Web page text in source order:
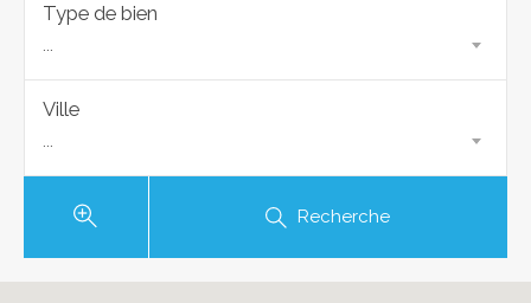
Type de bien
...
Ville
...
Recherche